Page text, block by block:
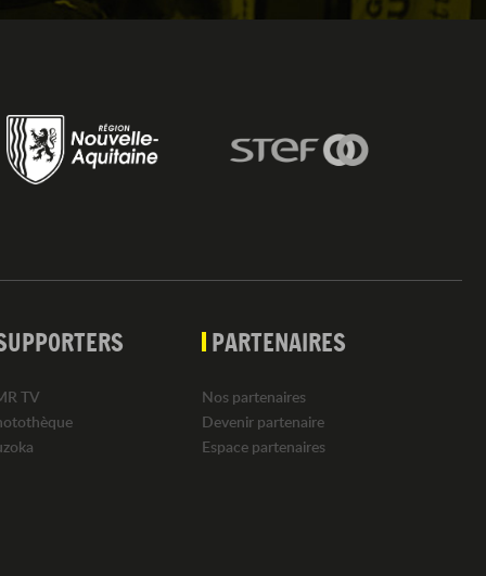
TV
PARTENAIRES
Nos partenaires
Devenir partenaire
Espace partenaires